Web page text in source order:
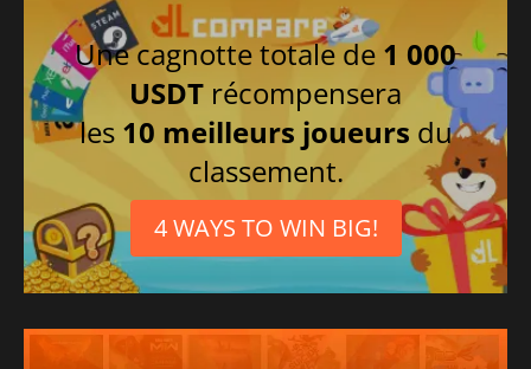
Une cagnotte totale de 1 000
USDT récompensera
les 10 meilleurs joueurs du
classement.
4 WAYS TO WIN BIG!